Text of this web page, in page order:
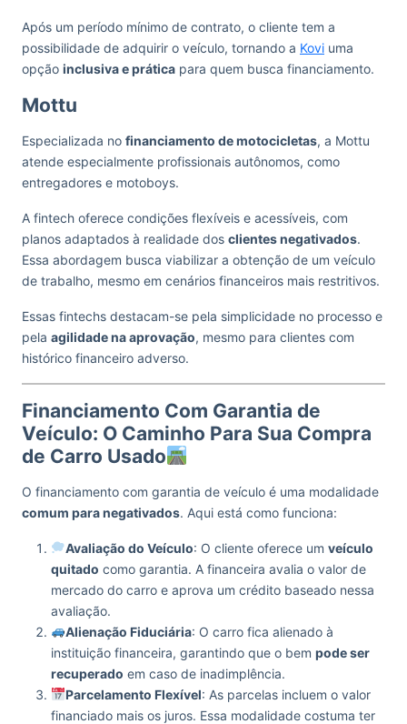
Após um período mínimo de contrato, o cliente tem a
possibilidade de adquirir o veículo, tornando a Kovi uma
opção inclusiva e prática para quem busca financiamento.
Mottu
Especializada no financiamento de motocicletas, a Mottu
atende especialmente profissionais autônomos, como
entregadores e motoboys.
A fintech oferece condições flexíveis e acessíveis, com
planos adaptados à realidade dos clientes negativados.
Essa abordagem busca viabilizar a obtenção de um veículo
de trabalho, mesmo em cenários financeiros mais restritivos.
Essas fintechs destacam-se pela simplicidade no processo e
pela agilidade na aprovação, mesmo para clientes com
histórico financeiro adverso.
Financiamento Com Garantia de
Veículo: O Caminho Para Sua Compra
de Carro Usado
O financiamento com garantia de veículo é uma modalidade
comum para negativados. Aqui está como funciona:
Avaliação do Veículo: O cliente oferece um veículo
quitado como garantia. A financeira avalia o valor de
mercado do carro e aprova um crédito baseado nessa
avaliação.
Alienação Fiduciária: O carro fica alienado à
instituição financeira, garantindo que o bem pode ser
recuperado em caso de inadimplência.
Parcelamento Flexível: As parcelas incluem o valor
financiado mais os juros. Essa modalidade costuma ter